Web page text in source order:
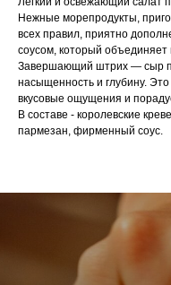
Нежные морепродукты,
всех правил, приятно
соусом, который
Завершающий штрих — сыр
насыщенность и глубину.
вкусовые ощущения и
В составе - королевские
пармезан, фирменный соус.